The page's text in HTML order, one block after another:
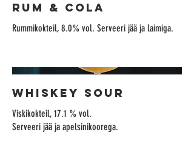
RUM & COLA
Rummikokteil, 8.0% vol. Serveeri jää ja laimiga.
WHISKEY SOUR
Viskikokteil, 17.1 % vol.
Serveeri jää ja apelsinikoorega.